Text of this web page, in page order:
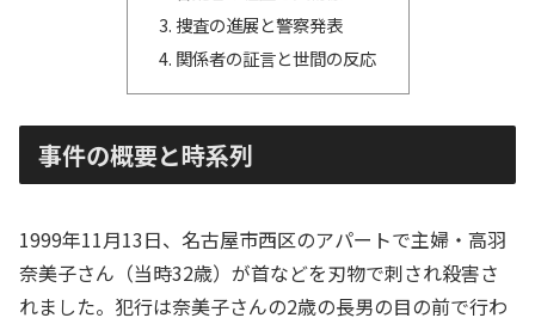
捜査の進展と警察発表
関係者の証言と世間の反応
事件の概要と時系列
1999年11月13日、名古屋市西区のアパートで主婦・高羽
奈美子さん（当時32歳）が首などを刃物で刺され殺害さ
れました。犯行は奈美子さんの2歳の長男の目の前で行わ